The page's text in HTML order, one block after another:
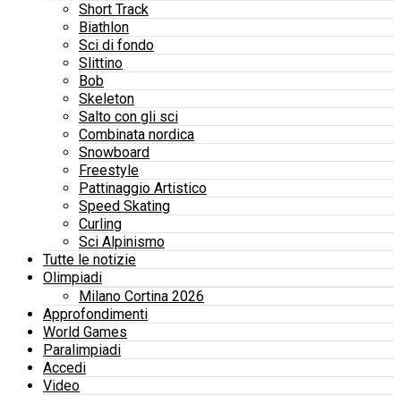
Short Track
Biathlon
Sci di fondo
Slittino
Bob
Skeleton
Salto con gli sci
Combinata nordica
Snowboard
Freestyle
Pattinaggio Artistico
Speed Skating
Curling
Sci Alpinismo
Tutte le notizie
Olimpiadi
Milano Cortina 2026
Approfondimenti
World Games
Paralimpiadi
Accedi
Video